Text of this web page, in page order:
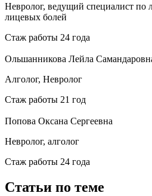
Невролог, ведущий специалист по
лицевых болей
Стаж работы 24 года
Ольшанникова Лейла
Алголог, Невролог
Стаж работы 21 год
Попова Оксана Сергеевна
Невролог, алголог
Стаж работы 24 года
Статьи по теме